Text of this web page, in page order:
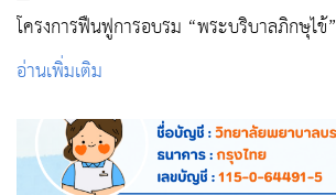
โครงการฟื้นฟูการอบรม “พระบริบาลภิกษุไข้” เฉลิมพระเกียรติ
สมเด็จพระอริยวงศาคตญาณ (อมพรมหาเถร) สมเด็จพระสังฆราช
สกลมหาสังฆปริณายก
อ่านเพิ่มเติม